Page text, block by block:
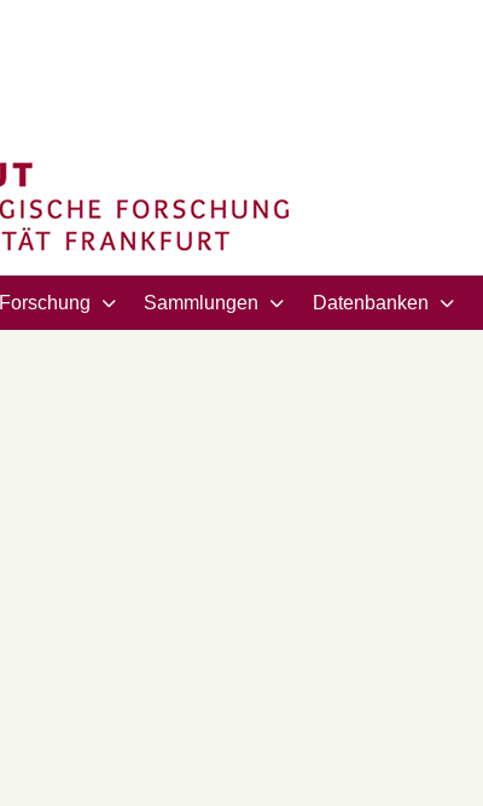
Forschung Sammlungen Datenbanken